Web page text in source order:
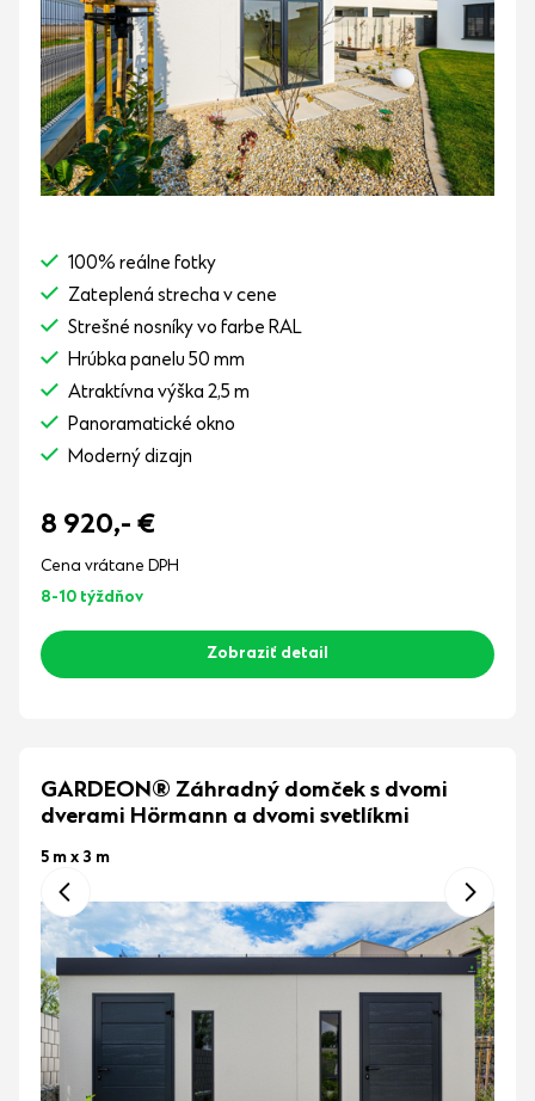
100% reálne fotky
Zateplená strecha v cene
Strešné nosníky vo farbe RAL
Hrúbka panelu 50 mm
Atraktívna výška 2,5 m
Panoramatické okno
Moderný dizajn
8 920,- €
Cena vrátane DPH
8-10 týždňov
Zobraziť detail
GARDEON® Záhradný domček s dvomi
dverami Hörmann a dvomi svetlíkmi
5 m x 3 m